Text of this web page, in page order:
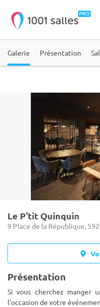
Galerie Présentation
Le P'tit Quinquin
9 Place de la République,
Présentation
Si vous cherchez manger
l'occasion de votre